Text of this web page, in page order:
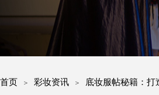
首页 ＞ 彩妆资讯 ＞ 底妆服帖秘籍：打